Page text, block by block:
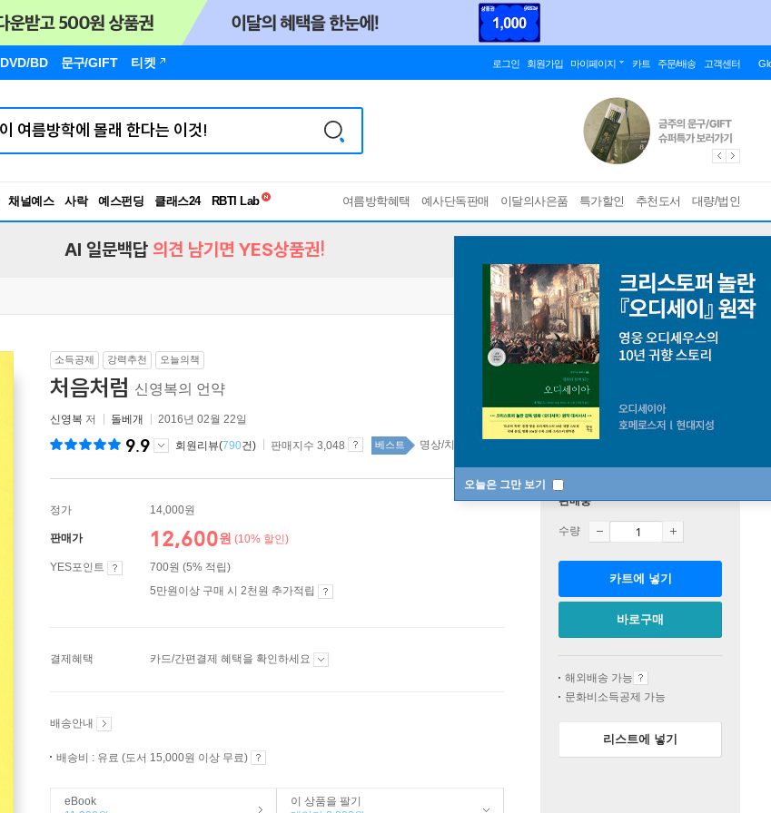
DVD/BD 문구/GIFT 티켓 로그인 회원가입 마이페이지 카트 주문/배송 고객센터
채널예스 사락 예스펀딩 클래스24
독서유형검사
여름방학혜택 예사단독판매 이달의사은품 특가할인 추천도서 대량/법인
오늘은 그만 보기
AI 일문백답 의견 남기면 YES상품권!
소득공제 강력추천 오늘의책
처음처럼 신영복의 언약
신영복 저 돌베개 2016년 02월 22일
9.9 회원리뷰(790건) 판매지수 3,048 베스트 명상/치유 에세이 29위
정가 14,000원
판매가 12,600원 (10% 할인)
YES포인트
700원 (5% 적립)
5만원이상 구매 시 2천원 추가적립
결제혜택 카드/간편결제 혜택을 확인하세요
배송안내
배송비 : 유료 (도서 15,000원 이상 무료)
eBook
이 상품을 팔기
판매중
수량
카트에 넣기
바로구매
해외배송 가능
문화비소득공제 가능
리스트에 넣기